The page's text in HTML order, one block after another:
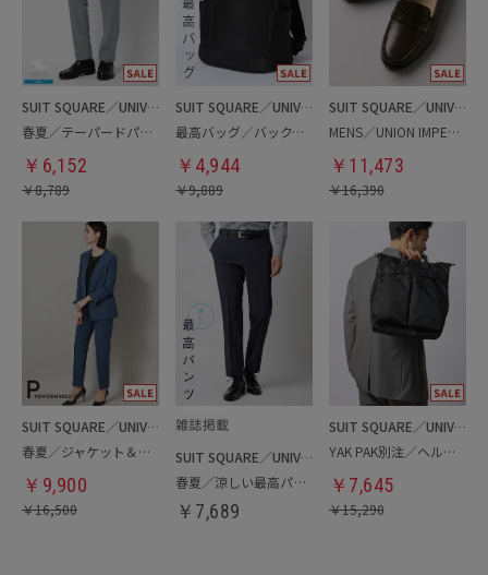
SUIT SQUARE／UNIVERSAL LANGUAGE
春夏／テーパードパンツ
￥ 6,152
￥8,789
SUIT SQUARE／UNIVERSAL LANGUAGE
最高バッグ／バックパック
￥ 4,944
￥9,889
SUIT SQUARE／UNIVERSAL LANGUAGE
MENS／UNION IMPERIAL監修／コインローファー
￥ 11,473
￥16,390
SUIT SQUARE／UNIVERSAL LANGUAGE／WHITE
春夏／ジャケット＆パンツセットアップ／洗濯ネット付き
￥ 9,900
￥16,500
SUIT SQUARE／UNIVERSAL LANGUAGE
春夏／涼しい最高パンツ
￥ 7,689
SUIT SQUARE／UNIVERSAL LANGUAGE
YAK PAK別注／ヘルメットバッグ
￥ 7,645
￥15,290